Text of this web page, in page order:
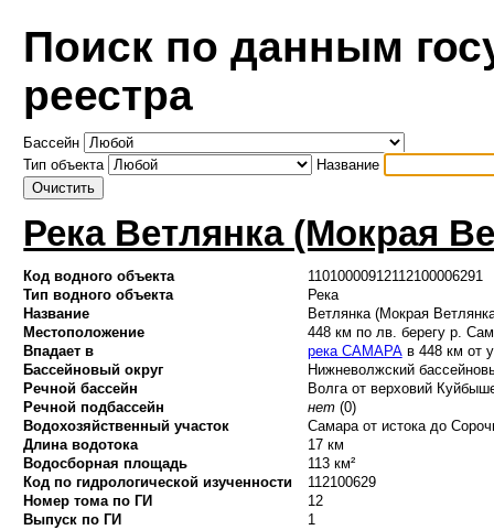
Поиск по данным
реестра
Бассейн
Тип объекта
Название
Река Ветлянка (Мокрая
Код водного объекта
11010000912112100006291
Тип водного объекта
Река
Название
Ветлянка (Мокрая
Местоположение
448 км по лв. берегу р.
Впадает в
река САМАРАв 448 км от
Бассейновый округ
Нижневолжский
Речной бассейн
Волга от верховий
Речной подбассейн
нет(0)
Водохозяйственный участок
Самара от истока до
Длина водотока
17 км
Водосборная площадь
113 км²
Код по гидрологической изученности
112100629
Номер тома по ГИ
12
Выпуск по ГИ
1